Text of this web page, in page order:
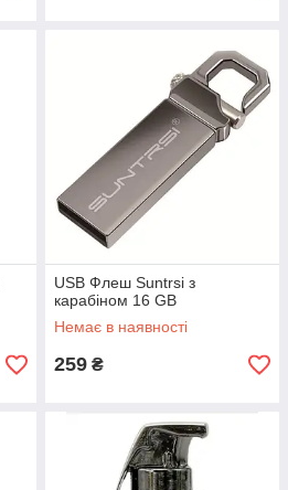
USB Флеш Suntrsi з
карабіном 16 GB
Немає в наявності
259 ₴